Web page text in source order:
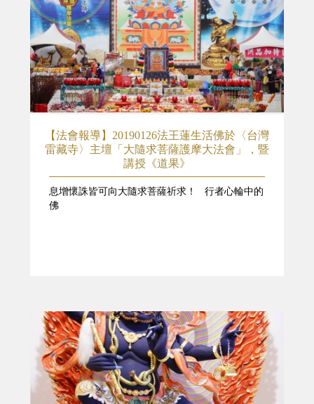
【法會報導】20190126法王蓮生活佛於〈台灣
雷藏寺〉主壇「大隨求菩薩護摩大法會」，暨
講授《道果》
息增懷誅皆可向大隨求菩薩祈求！ 行者心輪中的
佛